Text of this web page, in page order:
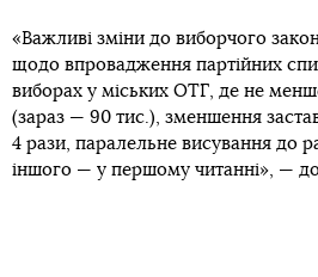
«Важливі зміни до виборчого
щодо впровадження партійних
виборах у міських ОТГ, де не
(зараз — 90 тис.), зменшення
4 рази, паралельне висування до
іншого — у першому читанні», —